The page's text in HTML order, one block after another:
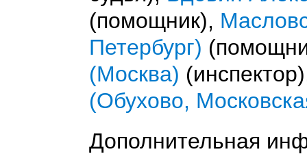
(помощник),
Петербург)
(Москва)
(Обухово,
Дополнительная